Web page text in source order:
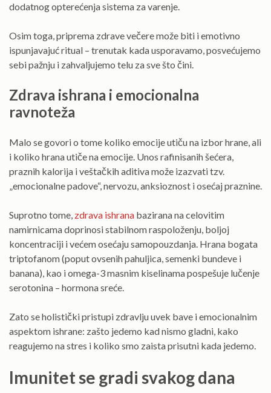
dodatnog opterećenja sistema za varenje.
Osim toga, priprema zdrave večere može biti i emotivno
ispunjavajuć ritual – trenutak kada usporavamo, posvećujemo
sebi pažnju i zahvaljujemo telu za sve što čini.
Zdrava ishrana i emocionalna
ravnoteža
Malo se govori o tome koliko emocije utiču na izbor hrane, ali
i koliko hrana utiče na emocije. Unos rafinisanih šećera,
praznih kalorija i veštačkih aditiva može izazvati tzv.
„emocionalne padove“, nervozu, anksioznost i osećaj praznine.
Suprotno tome, zdrava ishrana bazirana na celovitim
namirnicama doprinosi stabilnom raspoloženju, boljoj
koncentraciji i većem osećaju samopouzdanja. Hrana bogata
triptofanom (poput ovsenih pahuljica, semenki bundeve i
banana), kao i omega-3 masnim kiselinama pospešuje lučenje
serotonina – hormona sreće.
Zato se holistički pristupi zdravlju uvek bave i emocionalnim
aspektom ishrane: zašto jedemo kad nismo gladni, kako
reagujemo na stres i koliko smo zaista prisutni kada jedemo.
Imunitet se gradi svakog dana